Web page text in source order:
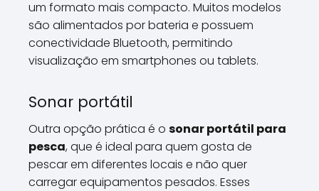
um formato mais compacto. Muitos modelos
são alimentados por bateria e possuem
conectividade Bluetooth, permitindo
visualização em smartphones ou tablets.
Sonar portátil
Outra opção prática é o sonar portátil para
pesca, que é ideal para quem gosta de
pescar em diferentes locais e não quer
carregar equipamentos pesados. Esses